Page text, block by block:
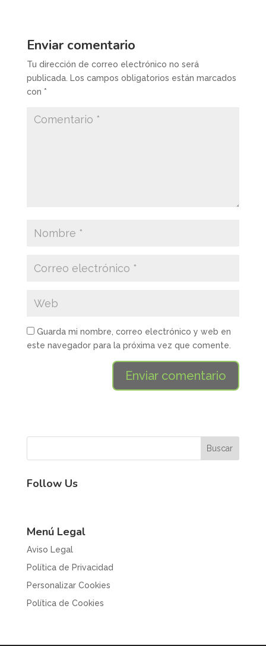
Enviar comentario
Tu dirección de correo electrónico no será
publicada. Los campos obligatorios están marcados
con *
Guarda mi nombre, correo electrónico y web en
este navegador para la próxima vez que comente.
Follow Us
Menú Legal
Aviso Legal
Política de Privacidad
Personalizar Cookies
Política de Cookies